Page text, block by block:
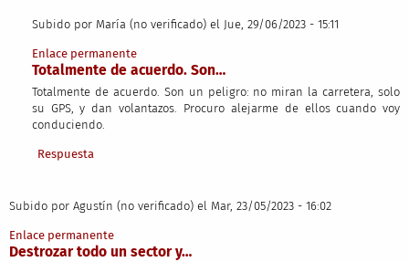
Subido por María (no verificado) el Jue, 29/06/2023 - 15:11
En respuesta aVinieron como que eran el…
Enlace permanente
Totalmente de acuerdo. Son…
Totalmente de acuerdo. Son un peligro: no miran la carretera, solo
su GPS, y dan volantazos. Procuro alejarme de ellos cuando voy
conduciendo.
Respuesta
Subido por Agustín (no verificado) el Mar, 23/05/2023 - 16:02
Enlace permanente
Destrozar todo un sector y…